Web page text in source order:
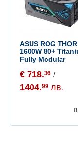
ASUS ROG
1600W 80+
Fully Modular
€ 718.36 /
1404.99 лв.